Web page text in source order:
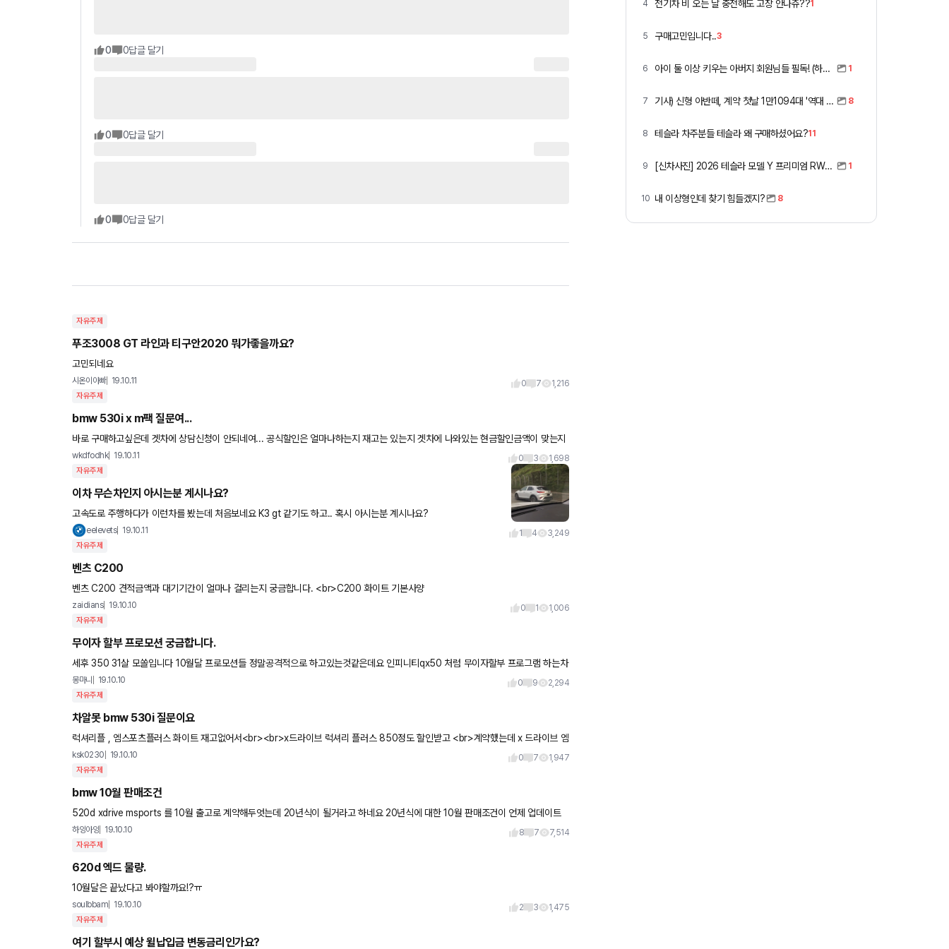
0 0답글 달기
0 0답글 달기
0 0답글 달기
자유주제
푸조3008 GT 라인과 티구안2020 뭐가좋을까요?
고민되네요
시온이아빠 19.10.11 0 7 1,216
자유주제
bmw 530i x m팩 질문여...
바로 구매하고싶은데 겟차에 상담신청이 안되네여... 공식할인은 얼마나하는지 재고는 있는지 겟차에 나와있는 현금할인금액이 맞는지
궁금합니다
wkdfodhk 19.10.11 0 3 1,698
자유주제
이차 무슨차인지 아시는분 계시나요?
고속도로 주행하다가 이런차를 봤는데 처음보네요 K3 gt 같기도 하고.. 혹시 아시는분 계시나요?
eelevets 19.10.11 1 4 3,249
자유주제
벤츠 C200
벤츠 C200 견적금액과 대기기간이 얼마나 걸리는지 궁금합니다. <br>C200 화이트 기본사양
zaidians 19.10.10 0 1 1,006
자유주제
무이자 할부 프로모션 궁금합니다.
세후 350 31살 모쏠입니다 10월달 프로모션들 정말공격적으로 하고있는것같은데요 인피니티qx50 처럼 무이자할부 프로그램 하는차
가 있을까요? 인피니티는 선납금제로에 무이자던데 ㄷㄷ 선납금적고 이
몽마니 19.10.10 0 9 2,294
자유주제
차알못 bmw 530i 질문이요
럭셔리플 , 엠스포츠플러스 화이트 재고없어서<br><br>x드라이브 럭셔리 플러스 850정도 할인받고 <br>계약했는데 x 드라이브 엠
스포츠플러스로 바꾸는게 좋을까
ksk0230 19.10.10 0 7 1,947
자유주제
bmw 10월 판매조건
520d xdrive msports 를 10월 출고로 계약해두엇는데 20년식이 될거라고 하네요 20년식에 대한 10월 판매조건이 언제 업데이트
하잉아잉 19.10.10 8 7 7,514
자유주제
620d 엑드 물량.
10월달은 끝났다고 봐야할까요!?ㅠ
soulbbam 19.10.10 2 3 1,475
자유주제
여기 할부시 예상 윌납입금 변동금리인가요?
4 전기차 비 오는 날 충전해도 고장 안나쥬??1
5 구매고민입니다..3
6 아이 둘 이상 키우는 아버지 회원님들 필독! (하이패스 할인) 1
7 기사) 신형 아반떼, 계약 첫날 1만1094대 '역대 최고' 8
8 테슬라 차주분들 테슬라 왜 구매하셨어요?11
9 [신차사진] 2026 테슬라 모델 Y 프리미엄 RWD (펄 화이트 + 블랙시트) 1
10 내 이상형인데 찾기 힘들겠지? 8